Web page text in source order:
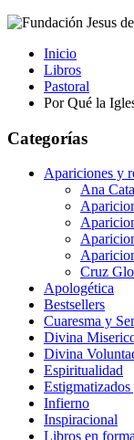
Inicio
Libros
Pastoral
Por Qué la
Categorías
Apariciones y
Ana
Cruz
Apologética
Bestsellers
Cuaresma y
Divina
Divina
Espiritualidad
Infierno
Inspiracional
Libros en